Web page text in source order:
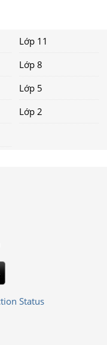
Lớp 11
Lớp 8
Lớp 5
Lớp 2